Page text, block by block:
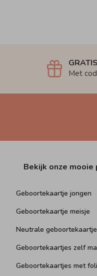
Met
Bekijk onze mooie
Geboortekaartje jongen
Geboortekaartje meisje
Neutrale
Geboortekaartjes zelf
Geboortekaartjes met